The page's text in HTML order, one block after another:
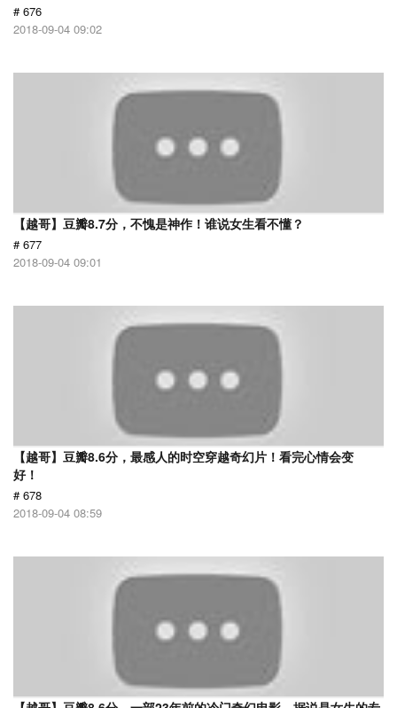
# 676
2018-09-04 09:02
【越哥】豆瓣8.7分，不愧是神作！谁说女生看不懂？
# 677
2018-09-04 09:01
【越哥】豆瓣8.6分，最感人的时空穿越奇幻片！看完心情会变
好！
# 678
2018-09-04 08:59